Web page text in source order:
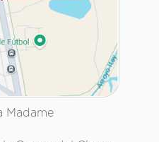
Madame